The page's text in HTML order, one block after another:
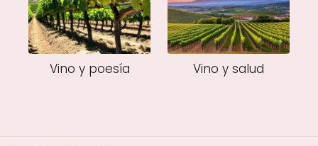
Vino y poesía Vino y salud